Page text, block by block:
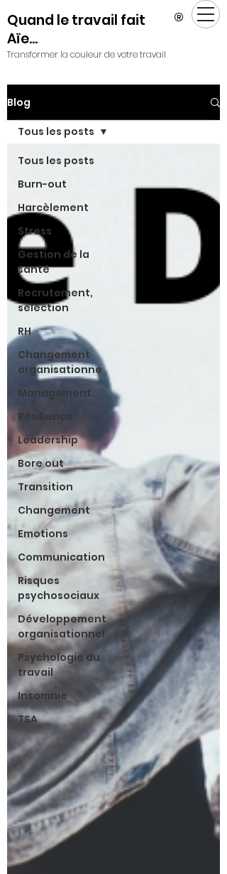
Quand le travail fait
Aïe...
Transformer la couleur de votre travail
®
Blog
Tous les posts
Burn-out
Harcèlement
Stress
Gestion de la
santé
Recrutement,
sélection
RH
Changement
organisationne
Management
Résilience
Leadership
Bore out
Transition
Changement
Emotions
Communication
Risques
psychosociaux
Développement
organisationnel
Psychologie du
travail
Insomnie
TSA
Tous les posts